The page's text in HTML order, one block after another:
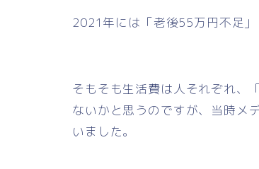
2021年には「老後55万円不足
そもそも生活費は人それぞれ、
ないかと思うのですが、当時メ
いました。